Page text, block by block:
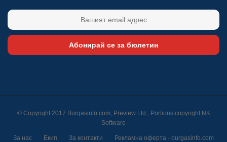
Абонирай се за бюлетин
© Copyright 2017 Burgasinfo.com, Preview Ltd., Portions copyright NK
Software
За нас Екип За контакти Рекламна оферта - burgasinfo.com